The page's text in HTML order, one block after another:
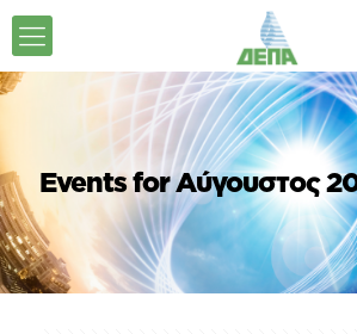
Events for Αύγουστος